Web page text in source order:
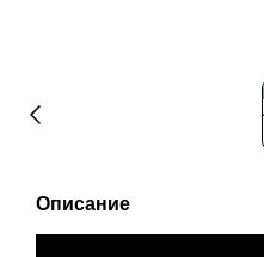
Описание